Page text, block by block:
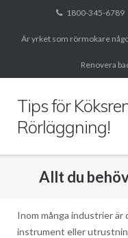
content
1800-345-6789
Är yrket som rörmokare
Renovera
Tips för
Rörläggning!
Allt du
Inom många industrier
instrument eller